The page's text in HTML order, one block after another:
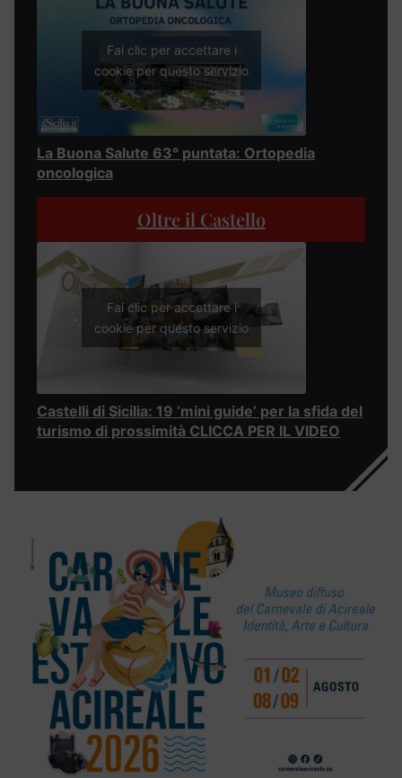
Fai clic per accettare i
cookie per questo servizio
La Buona Salute 63° puntata: Ortopedia
oncologica
Oltre il Castello
Fai clic per accettare i
cookie per questo servizio
Castelli di Sicilia: 19 ‘mini guide’ per la sfida del
turismo di prossimità CLICCA PER IL VIDEO